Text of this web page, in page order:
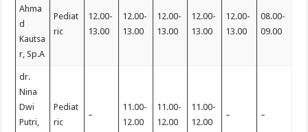
Ahma
d
Kautsa
r, Sp.A
Pediat
ric
12.00-
13.00
12.00-
13.00
12.00-
13.00
12.00-
13.00
12.00-
13.00
08.00-
09.00
dr.
Nina
Dwi
Putri,
Pediat
ric
–
11.00-
12.00
11.00-
12.00
11.00-
12.00
– –